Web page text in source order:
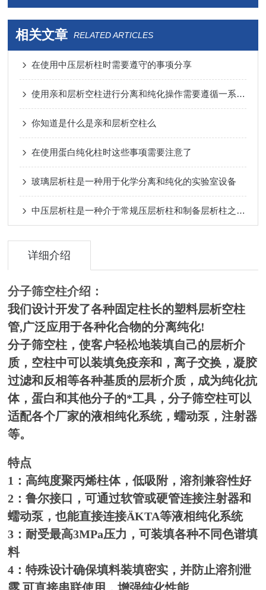
相关文章 RELATED ARTICLES
在使用中压层析柱时需要遵守的事项分享
使用亲和层析空柱进行分离和纯化操作需要遵循一系列步骤
你知道是什么是亲和层析空柱么
在使用蛋白纯化柱时这些事项需要注意了
玻璃层析柱是一种用于化学分离和纯化的实验室设备
中压层析柱是一种介于常规压层析柱和制备层析柱之间的色谱仪器
详细介绍
分子筛空柱介绍：
我们设计开发了各种固定柱长的塑料层析空柱
管,广泛应用于各种化合物的分离纯化!
分子筛空柱，使客户轻松地装填自己的层析介
质，空柱中可以装填免疫亲和，离子交换，凝胶
过滤和反相等各种基质的层析介质，成为纯化抗
体，蛋白和其他分子的*工具，分子筛空柱可以
适配各个厂家的液相纯化系统，蠕动泵，注射器
等。
特点
1：高纯度聚丙烯柱体，低吸附，溶剂兼容性好
2：鲁尔接口，可通过软管或硬管连接注射器和
蠕动泵，也能直接连接ÄKTA等液相纯化系统
3：耐受最高3MPa压力，可装填各种不同色谱填
料
4：特殊设计确保填料装填密实，并防止溶剂泄